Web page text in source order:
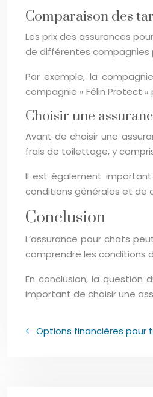
Comparaison des
Les prix des assurances
de différentes compagnies
Par exemple, la
compagnie « Félin Protect
Choisir une
Avant de choisir une
frais de toilettage, y
Il est également
conditions générales et de
Conclusion
L’assurance pour chats
comprendre les conditions
En conclusion, la question
important de choisir une
Options financières pour